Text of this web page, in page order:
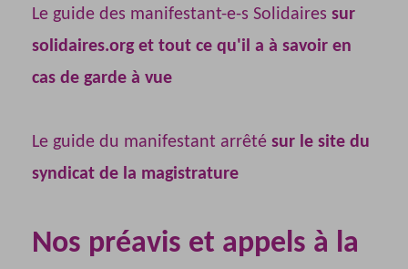
Le guide des manifestant-e-s Solidaires sur
solidaires.orget tout ce qu'il a à savoir en
cas de garde à vue
Le guide du manifestant arrêté sur le site du
syndicat de la magistrature
Nos préavis et appels à la